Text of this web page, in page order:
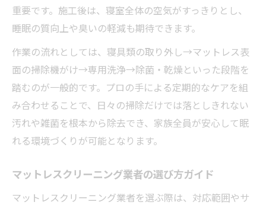
重要です。施工後は、寝室全体の空気がすっきりとし、
睡眠の質向上や臭いの軽減も期待できます。
作業の流れとしては、寝具類の取り外し→マットレス表
面の掃除機がけ→専用洗浄→除菌・乾燥といった段階を
踏むのが一般的です。プロの手による定期的なケアを組
み合わせることで、日々の掃除だけでは落としきれない
汚れや雑菌を根本から除去でき、家族全員が安心して眠
れる環境づくりが可能となります。
マットレスクリーニング業者の選び方ガイド
マットレスクリーニング業者を選ぶ際は、対応範囲やサ